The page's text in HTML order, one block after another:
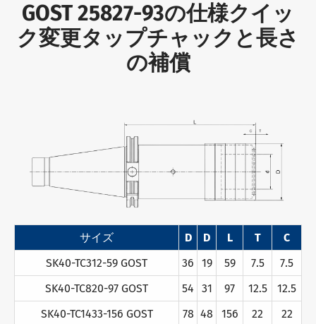
GOST 25827-93の仕様クイッ
ク変更タップチャックと長さ
の補償
サイズ D D L T
C
SK40-TC312-59 GOST
36 19 59 7.5
7.5
SK40-TC820-97 GOST
54 31 97 12.5
12.5
SK40-TC1433-156 GOST
78 48 156 22 22